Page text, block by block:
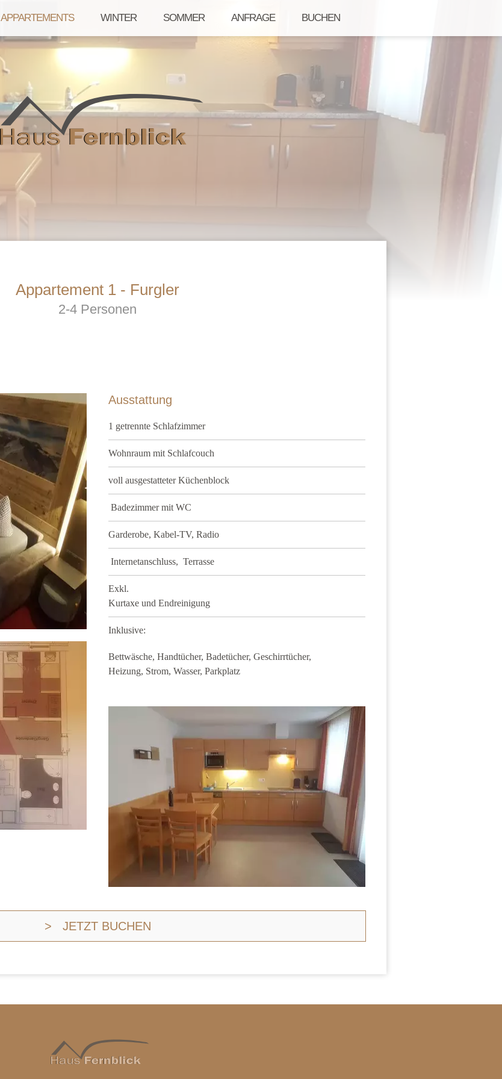
APPARTEMENTS WINTER SOMMER ANFRAGE BUCHEN
Appartement 1 - Furgler
2-4 Personen
Ausstattung
1 getrennte Schlafzimmer
Wohnraum mit Schlafcouch
voll ausgestatteter Küchenblock
Badezimmer mit WC
Garderobe, Kabel-TV, Radio
Internetanschluss, Terrasse
Exkl.
Kurtaxe und Endreinigung
Inklusive:
Bettwäsche, Handtücher, Badetücher, Geschirrtücher,
Heizung, Strom, Wasser, Parkplatz
> JETZT BUCHEN